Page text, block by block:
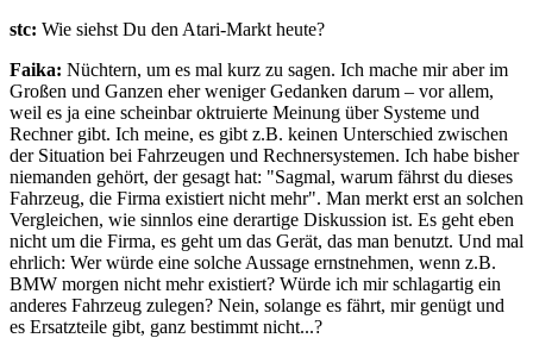
stc: Wie siehst Du den Atari-Markt heute?
Faika: Nüchtern, um es mal kurz zu sagen. Ich mache mir aber im
Großen und Ganzen eher weniger Gedanken darum – vor allem,
weil es ja eine scheinbar oktruierte Meinung über Systeme und
Rechner gibt. Ich meine, es gibt z.B. keinen Unterschied zwischen
der Situation bei Fahrzeugen und Rechnersystemen. Ich habe bisher
niemanden gehört, der gesagt hat: "Sagmal, warum fährst du dieses
Fahrzeug, die Firma existiert nicht mehr". Man merkt erst an solchen
Vergleichen, wie sinnlos eine derartige Diskussion ist. Es geht eben
nicht um die Firma, es geht um das Gerät, das man benutzt. Und mal
ehrlich: Wer würde eine solche Aussage ernstnehmen, wenn z.B.
BMW morgen nicht mehr existiert? Würde ich mir schlagartig ein
anderes Fahrzeug zulegen? Nein, solange es fährt, mir genügt und
es Ersatzteile gibt, ganz bestimmt nicht...?